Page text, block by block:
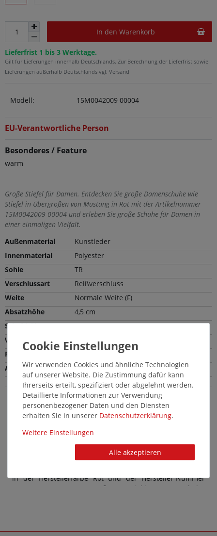
In den Warenkorb
Lieferfrist 1 bis 3 Werktage.
Gilt für Lieferungen innerhalb Deutschlands. Zur Berechnung der Lieferfrist sowie
Lieferungen außerhalb Deutschlands vgl. Versand
Modell: 15M0042009 00004
EU-Verantwortliche Person
Besonderes / Feature
warm
Große Stiefel für Damen. Entdecken Sie große Damenschuhe wie
Stiefel in Übergrößen von Mustang in Rot mit der Artikelnummer
15M0042009 00004 und erleben Sie große Schuhe für Damen in
einer einmaligen Vielfalt.
Außenmaterial
Kunstleder
Innenmaterial
Polyester
Sohle
TR
Verschlussart
Reißverschluss
Weite
Normale Weite (F)
Absatzhöhe
4,5 cm
Schafthöhe
16,0 cm
Wechselfußbett
Farbe
Absatzart
Blockabsatz
Mustang Damenschuhe in Übergröße: Schicke
Modische Damenschuhe von Mustang in großen Größen
stehen für einen komfortablen Style. Und auch die
Kollektion an Übergrößen-Schuhe lässt keine Wünsche
in der Herstellerfarbe Rot und der Hersteller-Nummer
15M0042009 00004. Das Außenmaterial ist aus Kunstleder
unverkennbar.
Wir verwenden Cookies und ähnliche Technologien
auf unserer Website. Die Zustimmung dafür kann
Ihrerseits erteilt, spezifiziert oder abgelehnt werden.
Detaillierte Informationen zur Verwendung
personenbezogener Daten und den Diensten
erhalten Sie in unserer Daten­schutz­erklärung.
Weitere Einstellungen
Alle akzeptieren